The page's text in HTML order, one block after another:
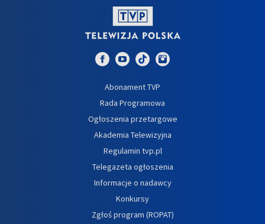
Abonament TVP
Rada Programowa
Ogłoszenia przetargowe
Akademia Telewizyjna
Regulamin tvp.pl
Telegazeta ogłoszenia
Informacje o nadawcy
Konkursy
Zgłoś program (ROPAT)